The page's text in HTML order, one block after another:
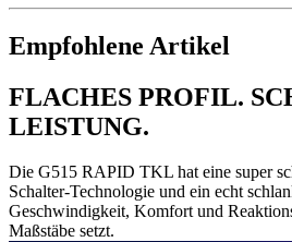
Empfohlene Artikel
FLACHES PROFIL.
LEISTUNG.
Die G515 RAPID TKL hat eine super
Schalter-Technologie und ein echt
Geschwindigkeit, Komfort und
Maßstäbe setzt.